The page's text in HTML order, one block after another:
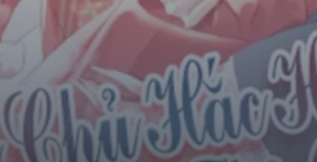
Historical
Sci-Fi